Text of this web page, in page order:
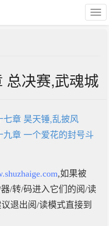
总决赛,武魂城
七章 昊天锤,乱披风
九章 一个爱花的封号斗
,如果被
/转/码进入它们的阅/读
退出阅/读模式直接到